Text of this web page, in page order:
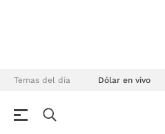
Temas del día Dólar en vivo